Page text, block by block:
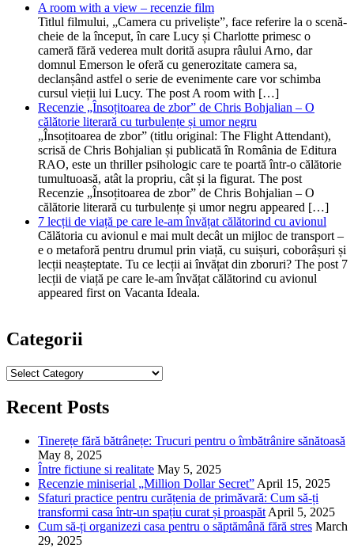
A room with a view – recenzie film
Titlul filmului, „Camera cu priveliște”, face referire la o scenă-
cheie de la început, în care Lucy și Charlotte primesc o
cameră fără vederea mult dorită asupra râului Arno, dar
domnul Emerson le oferă cu generozitate camera sa,
declanșând astfel o serie de evenimente care vor schimba
cursul vieții lui Lucy. The post A room with […]
Recenzie „Însoțitoarea de zbor” de Chris Bohjalian – O
călătorie literară cu turbulențe și umor negru
„Însoțitoarea de zbor” (titlu original: The Flight Attendant),
scrisă de Chris Bohjalian și publicată în România de Editura
RAO, este un thriller psihologic care te poartă într-o călătorie
tumultuoasă, atât la propriu, cât și la figurat. The post
Recenzie „Însoțitoarea de zbor” de Chris Bohjalian – O
călătorie literară cu turbulențe și umor negru appeared […]
7 lecții de viață pe care le-am învățat călătorind cu avionul
Călătoria cu avionul e mai mult decât un mijloc de transport –
e o metaforă pentru drumul prin viață, cu suișuri, coborâșuri și
lecții neașteptate. Tu ce lecții ai învățat din zboruri? The post 7
lecții de viață pe care le-am învățat călătorind cu avionul
appeared first on Vacanta Ideala.
Categorii
Categorii
Recent Posts
Tinerețe fără bătrânețe: Trucuri pentru o îmbătrânire sănătoasă
May 8, 2025
Între fictiune si realitate May 5, 2025
Recenzie miniserial „Million Dollar Secret” April 15, 2025
Sfaturi practice pentru curățenia de primăvară: Cum să-ți
transformi casa într-un spațiu curat și proaspăt April 5, 2025
Cum să-ți organizezi casa pentru o săptămână fără stres March
29, 2025